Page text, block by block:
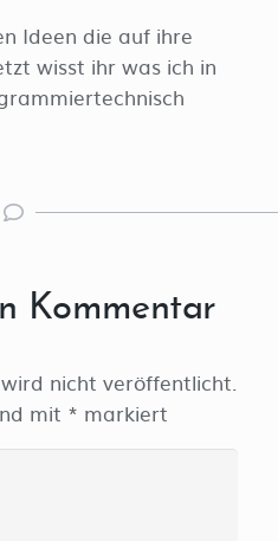
Ideen die auf ihre
wisst ihr was ich in
Kommentar
nicht veröffentlicht.
mit * markiert